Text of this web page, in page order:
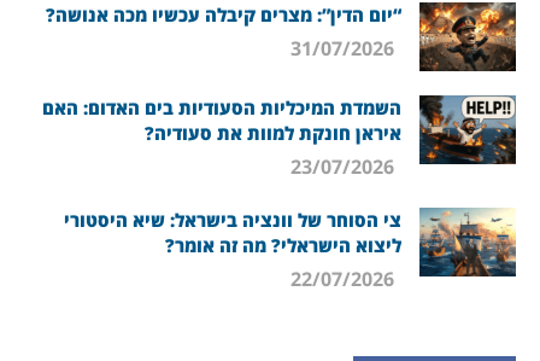
“יום הדין”: מצרים קיבלה עכשיו מכה אנושה?
השמדת המיכליות הסעודיות בים האדום: האם
איראן חונקת למוות את סעודיה?
צי הסוחר של וונציה בישראל: שיא היסטורי
ליצוא הישראלי? מה זה אומר?